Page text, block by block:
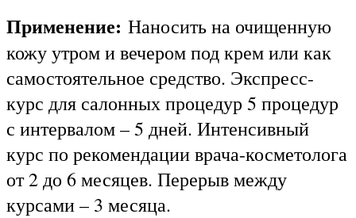
Применение: Наносить на очищенную
кожу утром и вечером под крем или как
самостоятельное средство. Экспресс-
курс для салонных процедур 5 процедур
с интервалом – 5 дней. Интенсивный
курс по рекомендации врача-косметолога
от 2 до 6 месяцев. Перерыв между
курсами – 3 месяца.